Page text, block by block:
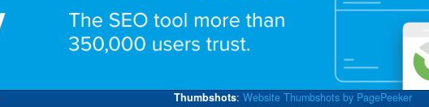
Thumbshots: Website Thumbshots by PagePeeker